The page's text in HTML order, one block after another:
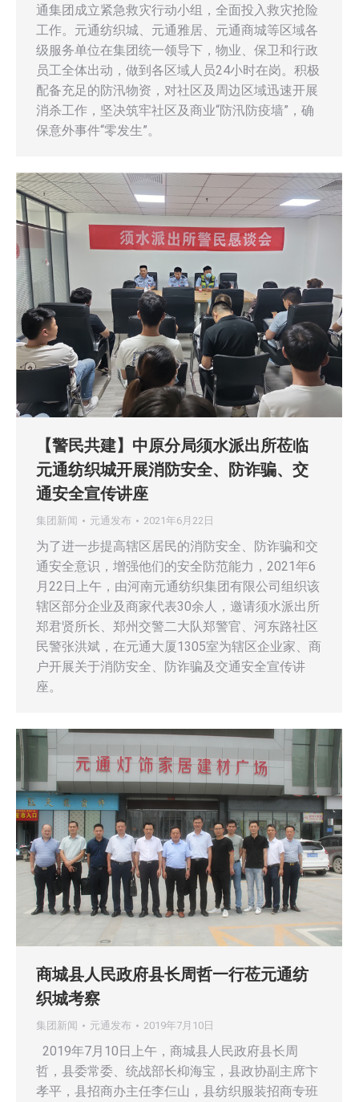
通集团成立紧急救灾行动小组，全面投入救灾抢险
工作。元通纺织城、元通雅居、元通商城等区域各
级服务单位在集团统一领导下，物业、保卫和行政
员工全体出动，做到各区域人员24小时在岗。积极
配备充足的防汛物资，对社区及周边区域迅速开展
消杀工作，坚决筑牢社区及商业“防汛防疫墙”，确
保意外事件“零发生”。
【警民共建】中原分局须水派出所莅临
元通纺织城开展消防安全、防诈骗、交
通安全宣传讲座
集团新闻 元通发布 2021年6月22日
为了进一步提高辖区居民的消防安全、防诈骗和交
通安全意识，增强他们的安全防范能力，2021年6
月22日上午，由河南元通纺织集团有限公司组织该
辖区部分企业及商家代表30余人，邀请须水派出所
郑君贤所长、郑州交警二大队郑警官、河东路社区
民警张洪斌，在元通大厦1305室为辖区企业家、商
户开展关于消防安全、防诈骗及交通安全宣传讲
座。
商城县人民政府县长周哲一行莅元通纺
织城考察
集团新闻 元通发布 2019年7月10日
2019年7月10日上午，商城县人民政府县长周
哲，县委常委、统战部长枊海宝，县政协副主席卞
孝平，县招商办主任李仨山，县纺织服装招商专班